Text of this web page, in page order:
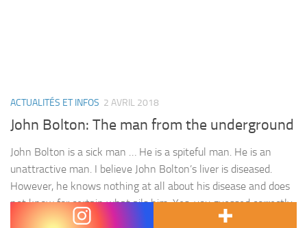
ACTUALITÉS ET INFOS 2 AVRIL 2018
John Bolton: The man from the underground
John Bolton is a sick man … He is a spiteful man. He is an
unattractive man. I believe John Bolton’s liver is diseased.
However, he knows nothing at all about his disease and does
not know for certain what ails him. Yes, you guessed correctly,
I am reworking Fyodor Dostoyevsky’s opening lines in his…